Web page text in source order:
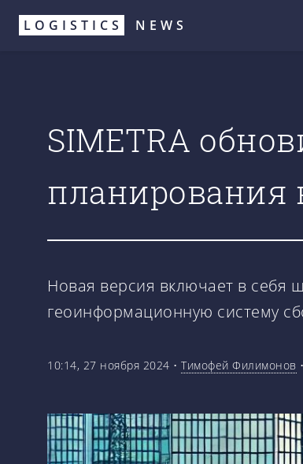
Перейти
LOGISTICS NEWS
SIMETRA
планирования
Новая версия включает в себя
геоинформационную систему
10:14, 27 ноября 2024 • Тимофей Филимонов •